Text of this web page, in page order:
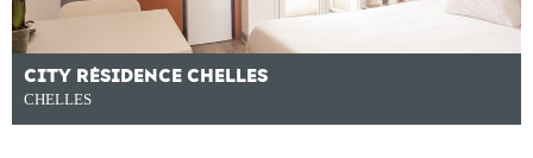
CITY RÉSIDENCE CHELLES
CHELLES